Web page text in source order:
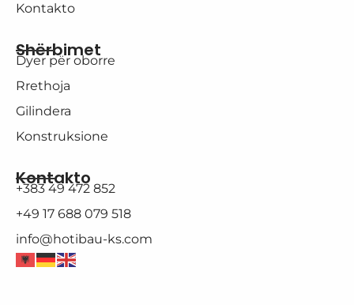
Kontakto
Shërbimet
Dyer për oborre
Rrethoja
Gilindera
Konstruksione
Kontakto
+383 49 472 852
+49 17 688 079 518
info@hotibau-ks.com